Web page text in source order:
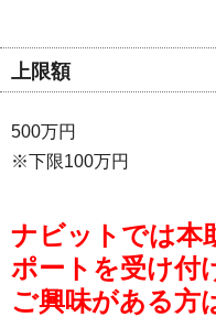
上限額
500万円
※下限100万円
ナビットでは本
ポートを受け付
ご興味がある方